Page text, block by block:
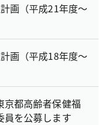
画（平成21年度～
画（平成18年度～
京都高齢者保健福
員を公募します